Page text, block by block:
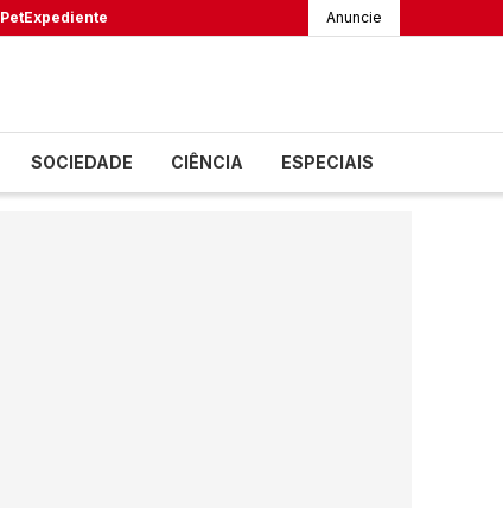
PetExpediente Anuncie
SOCIEDADE CIÊNCIA ESPECIAIS